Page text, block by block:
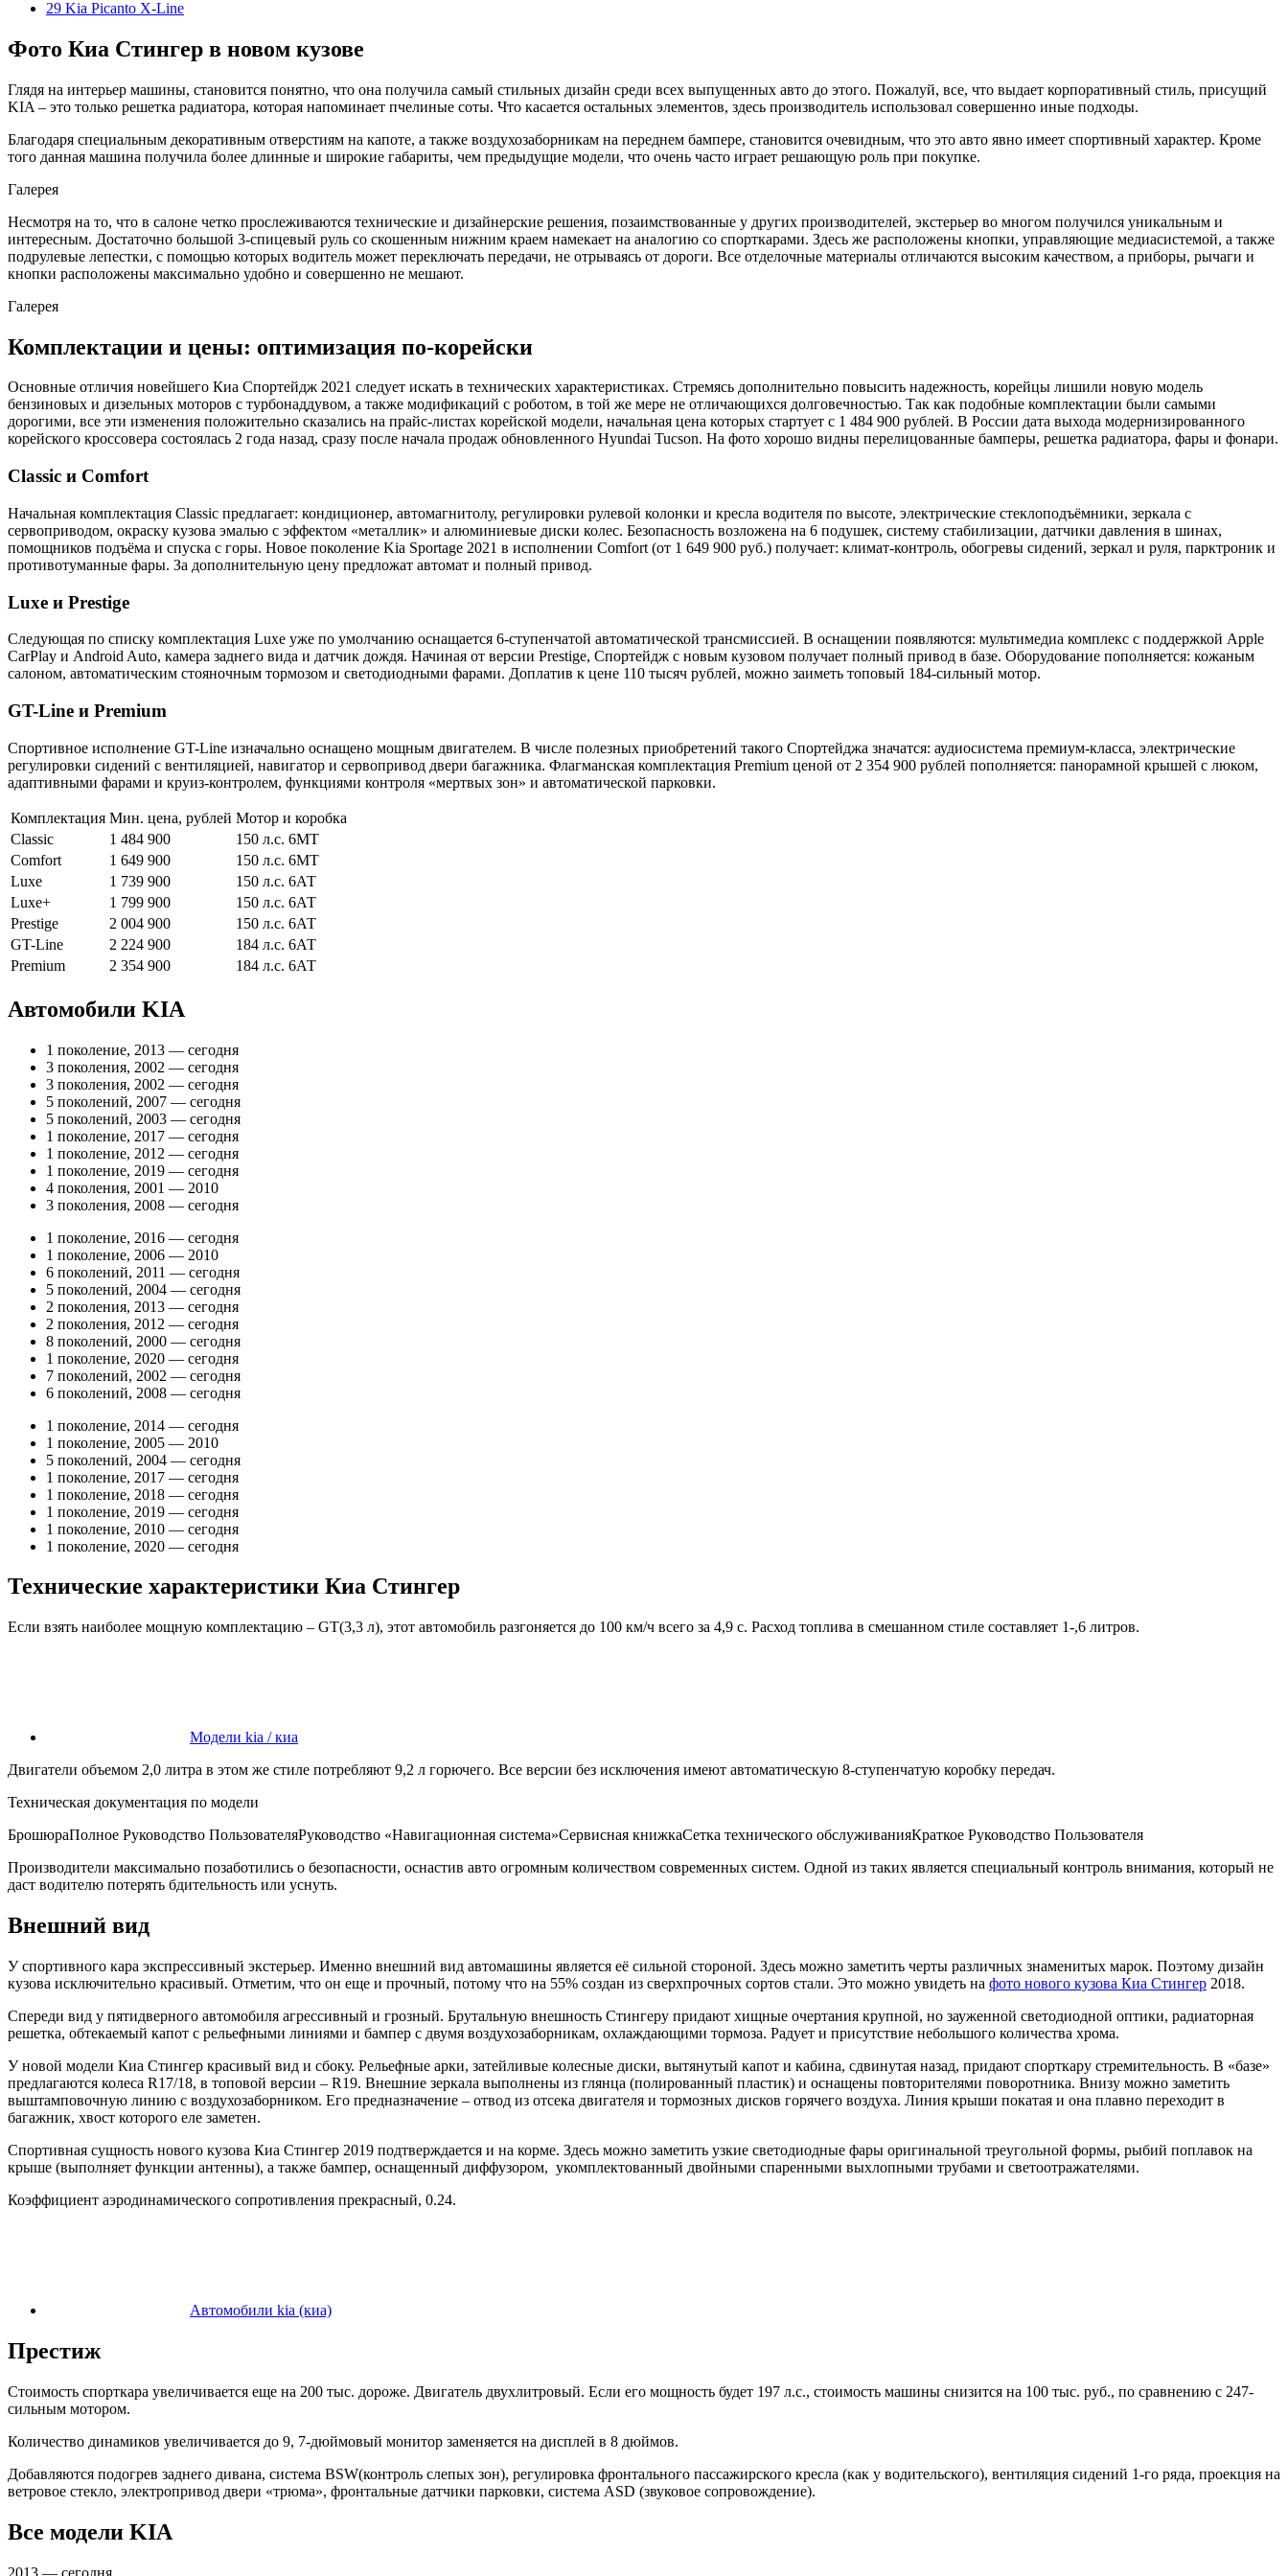
29 Kia Picanto X-Line
Фото Киа Стингер в новом кузове
Глядя на интерьер машины, становится понятно, что она получила самый стильных дизайн среди всех выпущенных авто до этого. Пожалуй, все, что выдает корпоративный стиль, присущий
KIA – это только решетка радиатора, которая напоминает пчелиные соты. Что касается остальных элементов, здесь производитель использовал совершенно иные подходы.
Благодаря специальным декоративным отверстиям на капоте, а также воздухозаборникам на переднем бампере, становится очевидным, что это авто явно имеет спортивный характер. Кроме
того данная машина получила более длинные и широкие габариты, чем предыдущие модели, что очень часто играет решающую роль при покупке.
Галерея
Несмотря на то, что в салоне четко прослеживаются технические и дизайнерские решения, позаимствованные у других производителей, экстерьер во многом получился уникальным и
интересным. Достаточно большой 3-спицевый руль со скошенным нижним краем намекает на аналогию со спорткарами. Здесь же расположены кнопки, управляющие медиасистемой, а также
подрулевые лепестки, с помощью которых водитель может переключать передачи, не отрываясь от дороги. Все отделочные материалы отличаются высоким качеством, а приборы, рычаги и
кнопки расположены максимально удобно и совершенно не мешают.
Галерея
Комплектации и цены: оптимизация по-корейски
Основные отличия новейшего Киа Спортейдж 2021 следует искать в технических характеристиках. Стремясь дополнительно повысить надежность, корейцы лишили новую модель
бензиновых и дизельных моторов с турбонаддувом, а также модификаций с роботом, в той же мере не отличающихся долговечностью. Так как подобные комплектации были самыми
дорогими, все эти изменения положительно сказались на прайс-листах корейской модели, начальная цена которых стартует с 1 484 900 рублей. В России дата выхода модернизированного
корейского кроссовера состоялась 2 года назад, сразу после начала продаж обновленного Hyundai Tucson. На фото хорошо видны перелицованные бамперы, решетка радиатора, фары и фонари.
Classic и Comfort
Начальная комплектация Classic предлагает: кондиционер, автомагнитолу, регулировки рулевой колонки и кресла водителя по высоте, электрические стеклоподъёмники, зеркала с
сервоприводом, окраску кузова эмалью с эффектом «металлик» и алюминиевые диски колес. Безопасность возложена на 6 подушек, систему стабилизации, датчики давления в шинах,
помощников подъёма и спуска с горы. Новое поколение Kia Sportage 2021 в исполнении Comfort (от 1 649 900 руб.) получает: климат-контроль, обогревы сидений, зеркал и руля, парктроник и
противотуманные фары. За дополнительную цену предложат автомат и полный привод.
Luxe и Prestige
Следующая по списку комплектация Luxe уже по умолчанию оснащается 6-ступенчатой автоматической трансмиссией. В оснащении появляются: мультимедиа комплекс с поддержкой Apple
CarPlay и Android Auto, камера заднего вида и датчик дождя. Начиная от версии Prestige, Спортейдж с новым кузовом получает полный привод в базе. Оборудование пополняется: кожаным
салоном, автоматическим стояночным тормозом и светодиодными фарами. Доплатив к цене 110 тысяч рублей, можно заиметь топовый 184-сильный мотор.
GT-Line и Premium
Спортивное исполнение GT-Line изначально оснащено мощным двигателем. В числе полезных приобретений такого Спортейджа значатся: аудиосистема премиум-класса, электрические
регулировки сидений с вентиляцией, навигатор и сервопривод двери багажника. Флагманская комплектация Premium ценой от 2 354 900 рублей пополняется: панорамной крышей с люком,
адаптивными фарами и круиз-контролем, функциями контроля «мертвых зон» и автоматической парковки.
Комплектация Мин. цена, рублей Мотор и коробка
Classic
1 484 900
150 л.с. 6МТ
Comfort
1 649 900
150 л.с. 6МТ
Luxe
1 739 900
150 л.с. 6АТ
Luxe+
1 799 900
150 л.с. 6АТ
Prestige
2 004 900
150 л.с. 6АТ
GT-Line
2 224 900
184 л.с. 6АТ
Premium
2 354 900 184 л.с. 6АТ
Автомобили KIA
1 поколение, 2013 — сегодня
3 поколения, 2002 — сегодня
3 поколения, 2002 — сегодня
5 поколений, 2007 — сегодня
5 поколений, 2003 — сегодня
1 поколение, 2017 — сегодня
1 поколение, 2012 — сегодня
1 поколение, 2019 — сегодня
4 поколения, 2001 — 2010
3 поколения, 2008 — сегодня
1 поколение, 2016 — сегодня
1 поколение, 2006 — 2010
6 поколений, 2011 — сегодня
5 поколений, 2004 — сегодня
2 поколения, 2013 — сегодня
2 поколения, 2012 — сегодня
8 поколений, 2000 — сегодня
1 поколение, 2020 — сегодня
7 поколений, 2002 — сегодня
6 поколений, 2008 — сегодня
1 поколение, 2014 — сегодня
1 поколение, 2005 — 2010
5 поколений, 2004 — сегодня
1 поколение, 2017 — сегодня
1 поколение, 2018 — сегодня
1 поколение, 2019 — сегодня
1 поколение, 2010 — сегодня
1 поколение, 2020 — сегодня
Технические характеристики Киа Стингер
Если взять наиболее мощную комплектацию – GT(3,3 л), этот автомобиль разгоняется до 100 км/ч всего за 4,9 с. Расход топлива в смешанном стиле составляет 1-,6 литров.
Модели kia / киа
Двигатели объемом 2,0 литра в этом же стиле потребляют 9,2 л горючего. Все версии без исключения имеют автоматическую 8-ступенчатую коробку передач.
Техническая документация по модели
БрошюраПолное Руководство ПользователяРуководство «Навигационная система»Сервисная книжкаСетка технического обслуживанияКраткое Руководство Пользователя
Производители максимально позаботились о безопасности, оснастив авто огромным количеством современных систем. Одной из таких является специальный контроль внимания, который не
даст водителю потерять бдительность или уснуть.
Внешний вид
У спортивного кара экспрессивный экстерьер. Именно внешний вид автомашины является её сильной стороной. Здесь можно заметить черты различных знаменитых марок. Поэтому дизайн
кузова исключительно красивый. Отметим, что он еще и прочный, потому что на 55% создан из сверхпрочных сортов стали. Это можно увидеть на фото нового кузова Киа Стингер 2018.
Спереди вид у пятидверного автомобиля агрессивный и грозный. Брутальную внешность Стингеру придают хищные очертания крупной, но зауженной светодиодной оптики, радиаторная
решетка, обтекаемый капот с рельефными линиями и бампер с двумя воздухозаборникам, охлаждающими тормоза. Радует и присутствие небольшого количества хрома.
У новой модели Киа Стингер красивый вид и сбоку. Рельефные арки, затейливые колесные диски, вытянутый капот и кабина, сдвинутая назад, придают спорткару стремительность. В «базе»
предлагаются колеса R17/18, в топовой версии – R19. Внешние зеркала выполнены из глянца (полированный пластик) и оснащены повторителями поворотника. Внизу можно заметить
выштамповочную линию с воздухозаборником. Его предназначение – отвод из отсека двигателя и тормозных дисков горячего воздуха. Линия крыши покатая и она плавно переходит в
багажник, хвост которого еле заметен.
Спортивная сущность нового кузова Киа Стингер 2019 подтверждается и на корме. Здесь можно заметить узкие светодиодные фары оригинальной треугольной формы, рыбий поплавок на
крыше (выполняет функции антенны), а также бампер, оснащенный диффузором, укомплектованный двойными спаренными выхлопными трубами и светоотражателями.
Коэффициент аэродинамического сопротивления прекрасный, 0.24.
Автомобили kia (киа)
Престиж
Стоимость спорткара увеличивается еще на 200 тыс. дороже. Двигатель двухлитровый. Если его мощность будет 197 л.с., стоимость машины снизится на 100 тыс. руб., по сравнению с 247-
сильным мотором.
Количество динамиков увеличивается до 9, 7-дюймовый монитор заменяется на дисплей в 8 дюймов.
Добавляются подогрев заднего дивана, система BSW(контроль слепых зон), регулировка фронтального пассажирского кресла (как у водительского), вентиляция сидений 1-го ряда, проекция на
ветровое стекло, электропривод двери «трюма», фронтальные датчики парковки, система ASD (звуковое сопровождение).
Все модели KIA
2013 — сегодня